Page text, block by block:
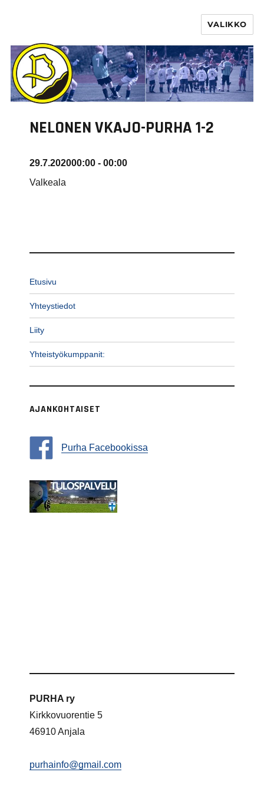
VALIKKO
NELONEN VKAJO-PURHA 1-2
29.7.202000:00 - 00:00
Valkeala
Etusivu
Yhteystiedot
Liity
Yhteistyökumppanit:
AJANKOHTAISET
Purha Facebookissa
PURHA ry
Kirkkovuorentie 5
46910 Anjala
purhainfo@gmail.com